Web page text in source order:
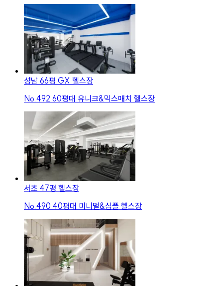
성남 66평 GX 헬스장
No. 492 60평대 유니크&믹스매치 헬스장
서초 47평 헬스장
No. 490 40평대 미니멀&심플 헬스장